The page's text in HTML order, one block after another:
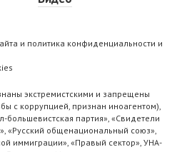
и политика конфиденциальности и
экстремистскими и запрещены
с коррупцией, признан иноагентом),
партия», «Свидетели
«Русский общенациональный союз»,
иммиграции», «Правый сектор», УНА-